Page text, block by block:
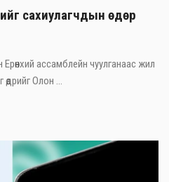
сахиулагчдын өдөр
ассамблейн чуулганаас жил
Олон ...